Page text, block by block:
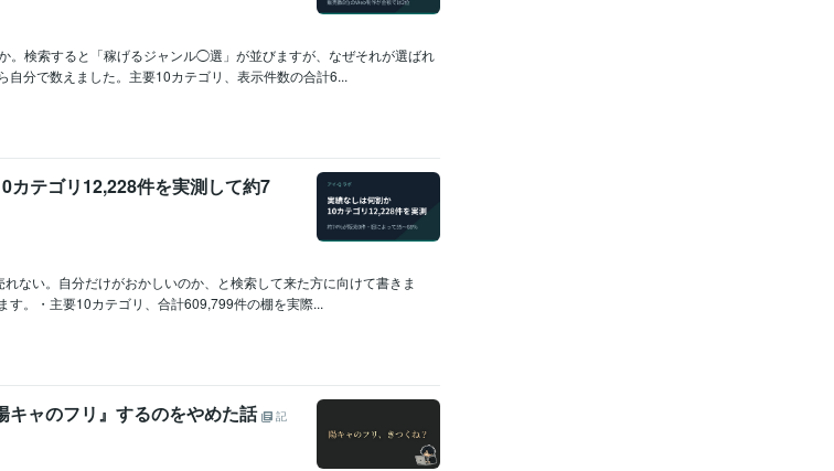
。検索すると「稼げるジャンル◯選」が並びますが、なぜそれが選ばれ
自分で数えました。主要10カテゴリ、表示件数の合計6...
カテゴリ12,228件を実測して約7
ない。自分だけがおかしいのか、と検索して来た方に向けて書きま
す。・主要10カテゴリ、合計609,799件の棚を実際...
キャのフリ』するのをやめた話
記